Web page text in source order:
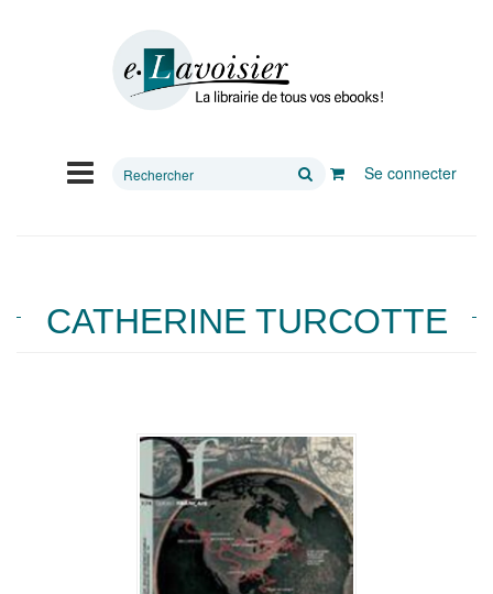
Rechercher
Se connecter
CATHERINE TURCOTTE